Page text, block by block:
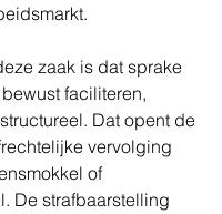
zaak is dat sprake
faciliteren,
Dat opent de
vervolging
of
De strafbaarstelling